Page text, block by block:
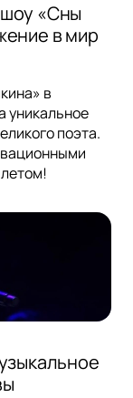
«Сны
в мир
в
уникальное
поэта.